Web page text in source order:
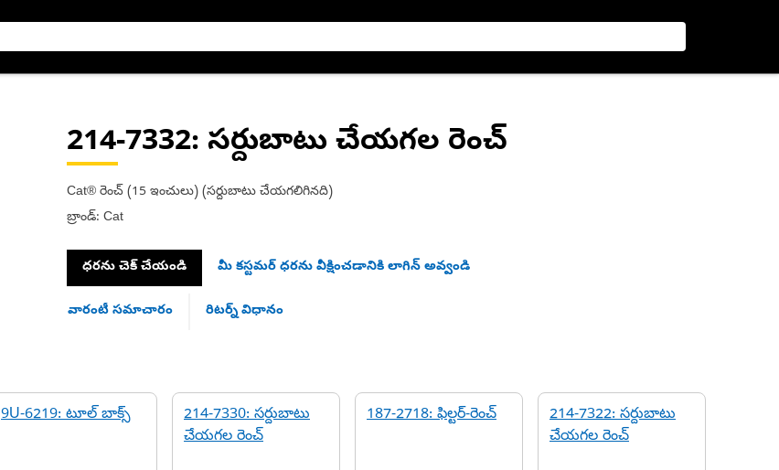
214-7332: సర్దుబాటు చేయగల రెంచ్
Cat® రెంచ్ (15 ఇంచులు) (సర్దుబాటు చేయగలిగినది)
బ్రాండ్: Cat
ధరను చెక్ చేయండి మీ కస్టమర్ ధరను వీక్షించడానికి లాగిన్ అవ్వండి
వారంటీ సమాచారం రిటర్న్ విధానం
9U-6219: టూల్ బాక్స్
214-7330: సర్దుబాటు
చేయగల రెంచ్
187-2718: ఫిల్టర్-రెంచ్
214-7322: సర్దుబాటు
చేయగల రెంచ్